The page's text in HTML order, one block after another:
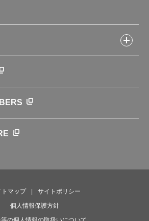
て
トマップ
サイトポリシー
個人情報保護方針